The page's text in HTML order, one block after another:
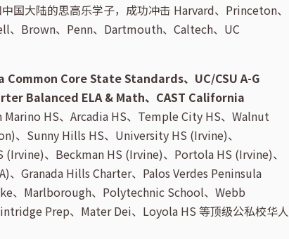
国大陆的思高乐学子，成功冲击 Harvard、Princeton、
、Brown、Penn、Dartmouth、Caltech、UC
Common Core State Standards、UC/CSU A-G
Balanced ELA & Math、CAST California
Marino HS、Arcadia HS、Temple City HS、Walnut
、Sunny Hills HS、University HS (Irvine)、
、Beckman HS (Irvine)、Portola HS (Irvine)、
Granada Hills Charter、Palos Verdes Peninsula
、Marlborough、Polytechnic School、Webb
Prep、Mater Dei、Loyola HS 等顶级公私校华人